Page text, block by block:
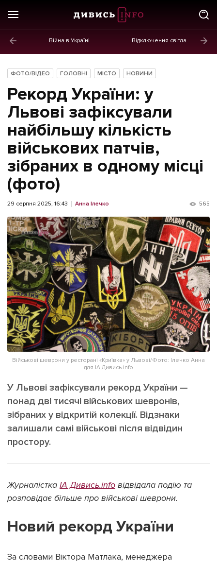
Війна в Україні Відключення світла
Новини
Політика
Економіка
Бізнес
Життя
Культура
Афіша
ІНШЕ
Інтерв'ю
Картки
Репортаж
Розслідування
Погляди
Ініціативи
Лонгріди
Прес-релізи
Фото/Відео
Made in Lviv
[email protected] Реклама на сайті
Політика конфіденційності
Наші соц мережі
Підтримати dyvys.info
ФОТО/ВІДЕО ГОЛОВНІ МІСТО НОВИНИ
Рекорд України: у
Львові зафіксували
найбільшу кількість
військових патчів,
зібраних в одному місці
(фото)
29 серпня 2025, 16:43 Анна Ілечко 565
Військові шеврони у ресторані «Криївка» у Львові/Фото: Ілечко Анна
для ІА Дивись.info
У Львові зафіксували рекорд України —
понад дві тисячі військових шевронів,
зібраних у відкритій колекції. Відзнаки
залишали самі військові після відвідин
простору.
Журналістка ІА Дивись.info відвідала подію та
розповідає більше про військові шеврони.
Новий рекорд України
За словами Віктора Матлака, менеджера